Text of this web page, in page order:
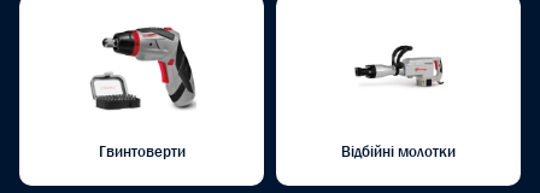
Гвинтоверти Відбійні молотки